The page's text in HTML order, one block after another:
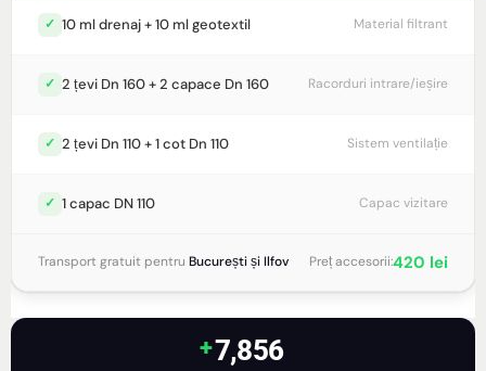
✓ 10 ml drenaj + 10 ml geotextil Material filtrant
✓ 2 țevi Dn 160 + 2 capace Dn 160 Racorduri intrare/ieșire
✓ 2 țevi Dn 110 + 1 cot Dn 110 Sistem ventilație
✓ 1 capac DN 110 Capac vizitare
Transport gratuit pentru București și Ilfov Preț accesorii:420 lei
+7,856